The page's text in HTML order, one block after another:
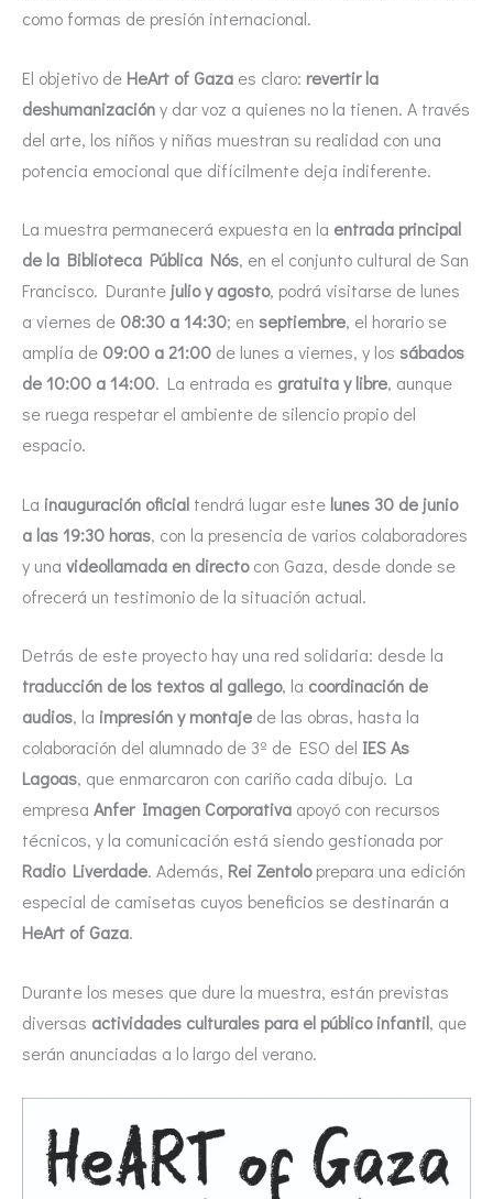
como formas de presión internacional.
El objetivo de HeArt of Gaza es claro: revertir la
deshumanizacióny dar voz a quienes no la tienen. A través
del arte, los niños y niñas muestran su realidad con una
potencia emocional que difícilmente deja indiferente.
La muestra permanecerá expuesta en la entrada principal
de la Biblioteca Pública Nós, en el conjunto cultural de San
Francisco. Durante julio y agosto, podrá visitarse de lunes
a viernes de 08:30 a 14:30; en septiembre, el horario se
amplía de 09:00 a 21:00 de lunes a viernes, y los sábados
de 10:00 a 14:00. La entrada es gratuita y libre, aunque
se ruega respetar el ambiente de silencio propio del
espacio.
La inauguración oficial tendrá lugar este lunes 30 de junio
a las 19:30 horas, con la presencia de varios colaboradores
y una videollamada en directocon Gaza, desde donde se
ofrecerá un testimonio de la situación actual.
Detrás de este proyecto hay una red solidaria: desde la
traducción de los textos al gallego, la coordinación de
audios, la impresión y montaje de las obras, hasta la
colaboración del alumnado de 3º de ESO del IES As
Lagoas, que enmarcaron con cariño cada dibujo. La
empresa Anfer Imagen Corporativa apoyó con recursos
técnicos, y la comunicación está siendo gestionada por
Radio Liverdade. Además, Rei Zentoloprepara una edición
especial de camisetas cuyos beneficios se destinarán a
HeArt of Gaza.
Durante los meses que dure la muestra, están previstas
diversas actividades culturales para el público infantil, que
serán anunciadas a lo largo del verano.